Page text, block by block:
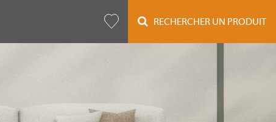
RECHERCHER UN PRODUIT